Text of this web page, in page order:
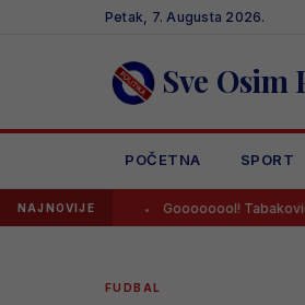
Petak, 7. Augusta 2026.
Sve
POČETNA SPORT
NAJNOVIJEGoooooool! Tabaković postigao
FUDBAL